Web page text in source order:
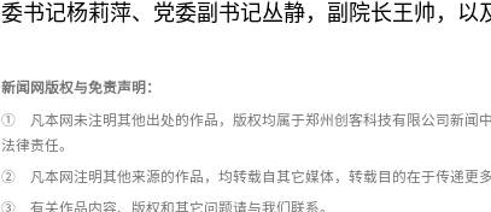
委书记杨莉萍、党委副书记丛静，副院长王帅，以
新闻网版权与免责声明：
① 凡本网未注明其他出处的作品，版权均属于郑州创客科技有限公司新闻
法律责任。
② 凡本网注明其他来源的作品，均转载自其它媒体，转载目的在于传递更
③ 有关作品内容、版权和其它问题请与我们联系。